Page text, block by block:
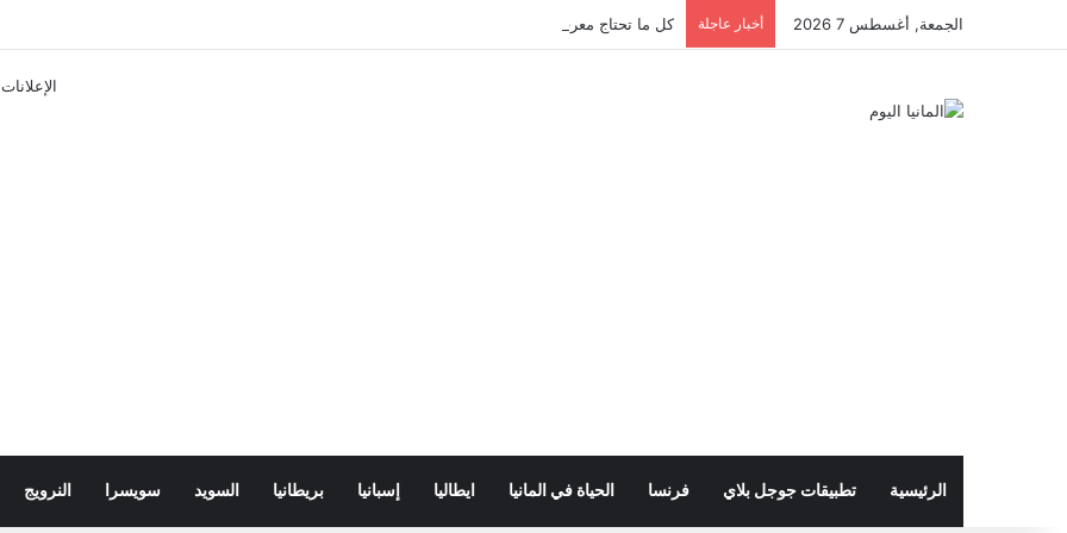
الجمعة, أغسطس 7 2026 أخبار عاجلة كل ما تحتاج معرفته عن تذاكر ووسائل النقل في باريس 2025
الإعلانات
الرئيسية تطبيقات جوجل بلاي فرنسا الحياة في المانيا ايطاليا إسبانيا بريطانيا السويد سويسرا النرويج